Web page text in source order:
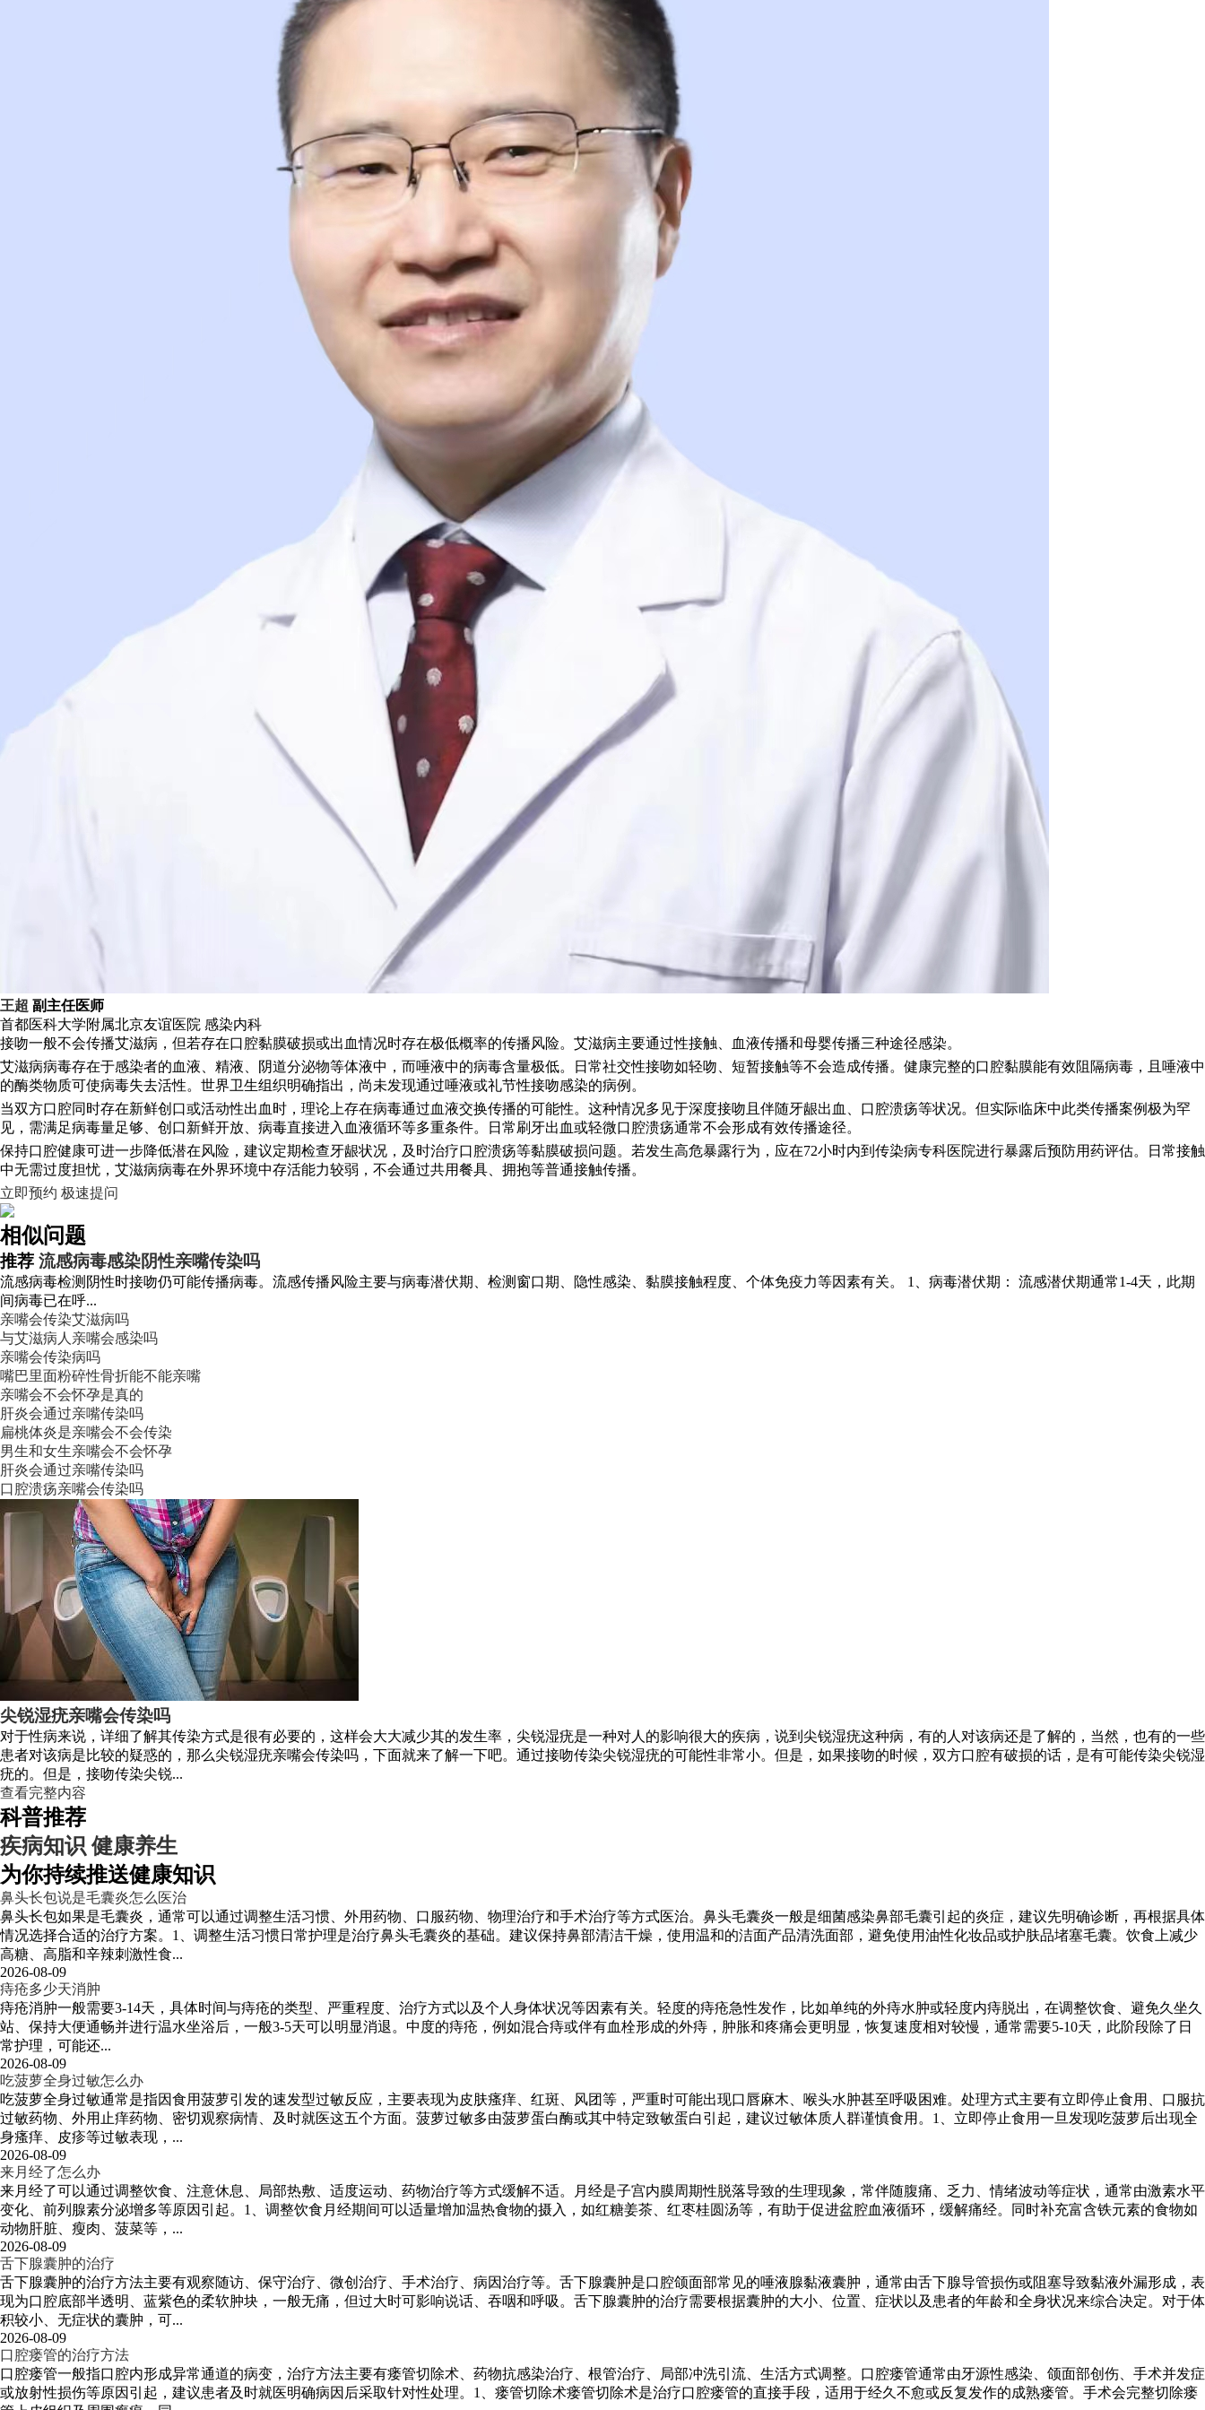
王超 副主任医师
首都医科大学附属北京友谊医院 感染内科
接吻一般不会传播艾滋病，但若存在口腔黏膜破损或出血情况时存在极低概率的传播风险。艾滋病主要通过性接触、血液传播和母婴传播三种途径感染。
艾滋病病毒存在于感染者的血液、精液、阴道分泌物等体液中，而唾液中的病毒含量极低。日常社交性接吻如轻吻、短暂接触等不会造成传播。健康完整的口腔黏膜能有效阻隔病毒，且唾液中
的酶类物质可使病毒失去活性。世界卫生组织明确指出，尚未发现通过唾液或礼节性接吻感染的病例。
当双方口腔同时存在新鲜创口或活动性出血时，理论上存在病毒通过血液交换传播的可能性。这种情况多见于深度接吻且伴随牙龈出血、口腔溃疡等状况。但实际临床中此类传播案例极为罕
见，需满足病毒量足够、创口新鲜开放、病毒直接进入血液循环等多重条件。日常刷牙出血或轻微口腔溃疡通常不会形成有效传播途径。
保持口腔健康可进一步降低潜在风险，建议定期检查牙龈状况，及时治疗口腔溃疡等黏膜破损问题。若发生高危暴露行为，应在72小时内到传染病专科医院进行暴露后预防用药评估。日常接触
中无需过度担忧，艾滋病病毒在外界环境中存活能力较弱，不会通过共用餐具、拥抱等普通接触传播。
立即预约 极速提问
相似问题
推荐 流感病毒感染阴性亲嘴传染吗
流感病毒检测阴性时接吻仍可能传播病毒。流感传播风险主要与病毒潜伏期、检测窗口期、隐性感染、黏膜接触程度、个体免疫力等因素有关。 1、病毒潜伏期： 流感潜伏期通常1-4天，此期
间病毒已在呼...
亲嘴会传染艾滋病吗
与艾滋病人亲嘴会感染吗
亲嘴会传染病吗
嘴巴里面粉碎性骨折能不能亲嘴
亲嘴会不会怀孕是真的
肝炎会通过亲嘴传染吗
扁桃体炎是亲嘴会不会传染
男生和女生亲嘴会不会怀孕
肝炎会通过亲嘴传染吗
口腔溃疡亲嘴会传染吗
尖锐湿疣亲嘴会传染吗
对于性病来说，详细了解其传染方式是很有必要的，这样会大大减少其的发生率，尖锐湿疣是一种对人的影响很大的疾病，说到尖锐湿疣这种病，有的人对该病还是了解的，当然，也有的一些
患者对该病是比较的疑惑的，那么尖锐湿疣亲嘴会传染吗，下面就来了解一下吧。通过接吻传染尖锐湿疣的可能性非常小。但是，如果接吻的时候，双方口腔有破损的话，是有可能传染尖锐湿
疣的。但是，接吻传染尖锐...
查看完整内容
科普推荐
疾病知识 健康养生
为你持续推送健康知识
鼻头长包说是毛囊炎怎么医治
鼻头长包如果是毛囊炎，通常可以通过调整生活习惯、外用药物、口服药物、物理治疗和手术治疗等方式医治。鼻头毛囊炎一般是细菌感染鼻部毛囊引起的炎症，建议先明确诊断，再根据具体
情况选择合适的治疗方案。1、调整生活习惯日常护理是治疗鼻头毛囊炎的基础。建议保持鼻部清洁干燥，使用温和的洁面产品清洗面部，避免使用油性化妆品或护肤品堵塞毛囊。饮食上减少
高糖、高脂和辛辣刺激性食...
2026-08-09
痔疮多少天消肿
痔疮消肿一般需要3-14天，具体时间与痔疮的类型、严重程度、治疗方式以及个人身体状况等因素有关。轻度的痔疮急性发作，比如单纯的外痔水肿或轻度内痔脱出，在调整饮食、避免久坐久
站、保持大便通畅并进行温水坐浴后，一般3-5天可以明显消退。中度的痔疮，例如混合痔或伴有血栓形成的外痔，肿胀和疼痛会更明显，恢复速度相对较慢，通常需要5-10天，此阶段除了日
常护理，可能还...
2026-08-09
吃菠萝全身过敏怎么办
吃菠萝全身过敏通常是指因食用菠萝引发的速发型过敏反应，主要表现为皮肤瘙痒、红斑、风团等，严重时可能出现口唇麻木、喉头水肿甚至呼吸困难。处理方式主要有立即停止食用、口服抗
过敏药物、外用止痒药物、密切观察病情、及时就医这五个方面。菠萝过敏多由菠萝蛋白酶或其中特定致敏蛋白引起，建议过敏体质人群谨慎食用。1、立即停止食用一旦发现吃菠萝后出现全
身瘙痒、皮疹等过敏表现，...
2026-08-09
来月经了怎么办
来月经了可以通过调整饮食、注意休息、局部热敷、适度运动、药物治疗等方式缓解不适。月经是子宫内膜周期性脱落导致的生理现象，常伴随腹痛、乏力、情绪波动等症状，通常由激素水平
变化、前列腺素分泌增多等原因引起。1、调整饮食月经期间可以适量增加温热食物的摄入，如红糖姜茶、红枣桂圆汤等，有助于促进盆腔血液循环，缓解痛经。同时补充富含铁元素的食物如
动物肝脏、瘦肉、菠菜等，...
2026-08-09
舌下腺囊肿的治疗
舌下腺囊肿的治疗方法主要有观察随访、保守治疗、微创治疗、手术治疗、病因治疗等。舌下腺囊肿是口腔颌面部常见的唾液腺黏液囊肿，通常由舌下腺导管损伤或阻塞导致黏液外漏形成，表
现为口腔底部半透明、蓝紫色的柔软肿块，一般无痛，但过大时可影响说话、吞咽和呼吸。舌下腺囊肿的治疗需要根据囊肿的大小、位置、症状以及患者的年龄和全身状况来综合决定。对于体
积较小、无症状的囊肿，可...
2026-08-09
口腔瘘管的治疗方法
口腔瘘管一般指口腔内形成异常通道的病变，治疗方法主要有瘘管切除术、药物抗感染治疗、根管治疗、局部冲洗引流、生活方式调整。口腔瘘管通常由牙源性感染、颌面部创伤、手术并发症
或放射性损伤等原因引起，建议患者及时就医明确病因后采取针对性处理。1、瘘管切除术瘘管切除术是治疗口腔瘘管的直接手段，适用于经久不愈或反复发作的成熟瘘管。手术会完整切除瘘